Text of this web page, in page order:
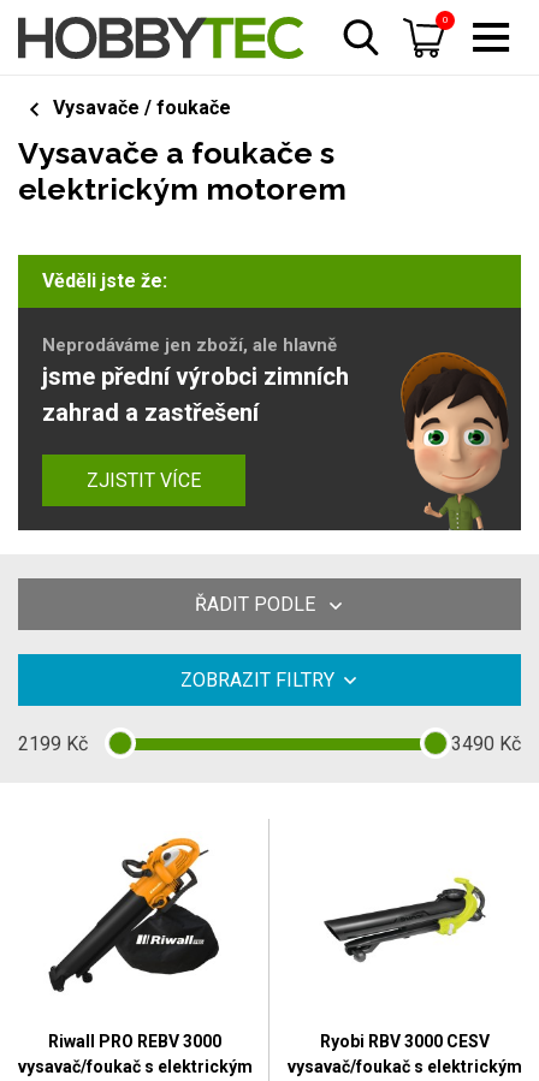
0
Vysavače / foukače
Vysavače a foukače s
elektrickým motorem
Věděli jste že:
Neprodáváme jen zboží, ale hlavně
jsme přední výrobci zimních
zahrad a zastřešení
ZJISTIT VÍCE
ŘADIT PODLE
ZOBRAZIT FILTRY
2199 Kč 3490 Kč
Riwall PRO REBV 3000
vysavač/foukač s elektrickým
Ryobi RBV 3000 CESV
vysavač/foukač s elektrickým